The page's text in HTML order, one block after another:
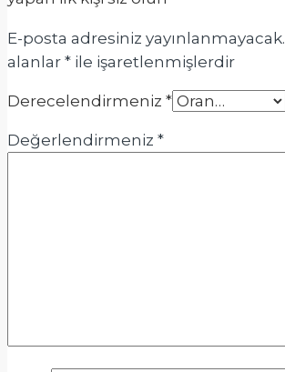
E-posta adresiniz yayınlanmayacak.
alanlar * ile işaretlenmişlerdir
Derecelendirmeniz *
Değerlendirmeniz *